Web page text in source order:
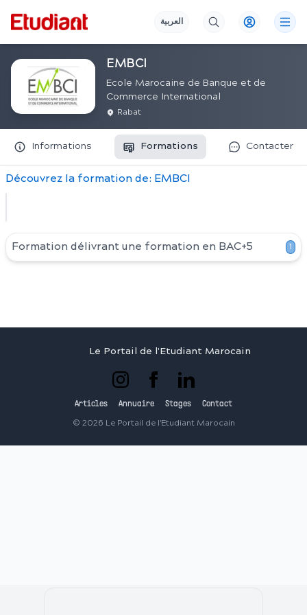
العربية
EMBCI
Ecole Marocaine de Banque et de
Commerce International
Rabat
Informations Formations Contacter
Découvrez la formation de: EMBCI
Formation délivrant une formation en BAC+5 1
Le Portail de l'Etudiant Marocain
Articles Annuaire Stages Contact
© 2026 Le Portail de l'Etudiant Marocain